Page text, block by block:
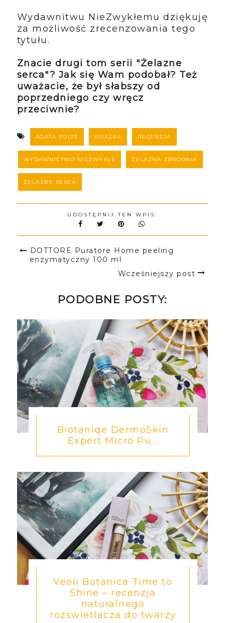
Wydawnitwu NieZwykłemu dziękuję
za możliwość zrecenzowania tego
tytułu.
Znacie drugi tom serii "Żelazne
serca"? Jak się Wam podobał? Też
uważacie, że był słabszy od
poprzedniego czy wręcz
przeciwnie?
AGATA POLTE KSIĄŻKA RECENZJA
WYDAWNICTWO NIEZWYKŁE ŻELAZNA ZBRODNIA
ŻELAZNE SERCA
UDOSTĘPNIJ TEN WPIS:
DOTTORE Puratore Home peeling
enzymatyczny 100 ml
Wcześniejszy post
PODOBNE POSTY:
Biotaniqe DermoSkin
Expert Micro Pu...
Veoli Botanica Time to
Shine – recenzja
naturalnego
rozświetlacza do twarzy